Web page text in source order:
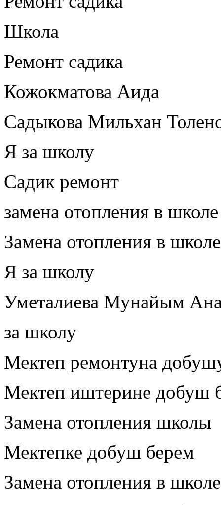
Школа
Ремонт садика
Кожокматова Аида
Садыкова Мильхан
Я за школу
Садик ремонт
замена отопления в школе
Замена отопления в школе
Я за школу
Уметалиева Мунайым
за школу
Мектеп ремонтуна
Мектеп иштерине добуш
Замена отопления школы
Мектепке добуш берем
Замена отопления в